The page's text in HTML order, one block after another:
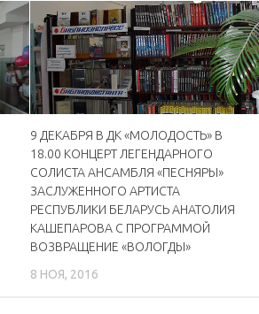
9 ДЕКАБРЯ В ДК «МОЛОДОСТЬ» В
18.00 КОНЦЕРТ ЛЕГЕНДАРНОГО
СОЛИСТА АНСАМБЛЯ «ПЕСНЯРЫ»
ЗАСЛУЖЕННОГО АРТИСТА
РЕСПУБЛИКИ БЕЛАРУСЬ АНАТОЛИЯ
КАШЕПАРОВА С ПРОГРАММОЙ
ВОЗВРАЩЕНИЕ «ВОЛОГДЫ»
8 НОЯ, 2016